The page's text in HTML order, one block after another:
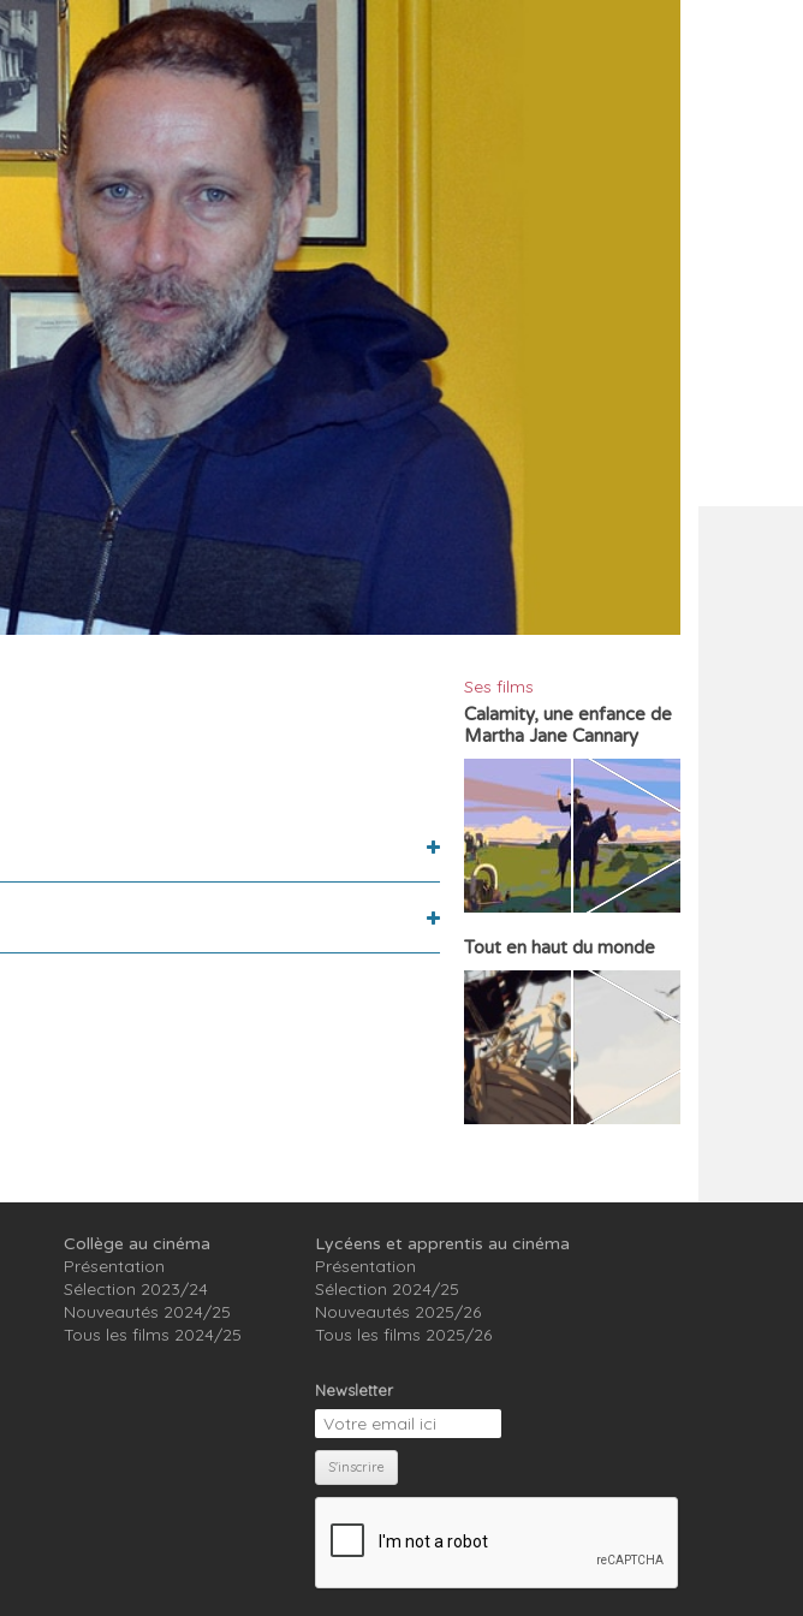
Ses films
Calamity, une enfance de
Martha Jane Cannary
Tout en haut du monde
Collège au cinéma
Présentation
Sélection 2023/24
Nouveautés 2024/25
Tous les films 2024/25
Lycéens et apprentis au cinéma
Présentation
Sélection 2024/25
Nouveautés 2025/26
Tous les films 2025/26
Newsletter